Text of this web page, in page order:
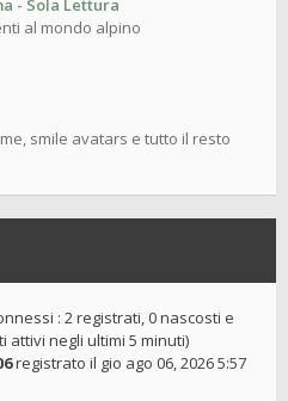
- Sola Lettura
al mondo alpino
smile avatars e tutto il resto
: 2 registrati, 0 nascosti e
attivi negli ultimi 5 minuti)
registrato il gio ago 06, 2026 5:57